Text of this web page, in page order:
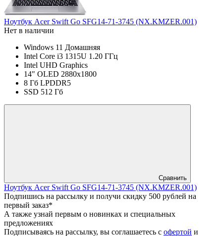
Ноутбук Acer Swift Go SFG14-71-3745 (NX.KMZER.001)
Нет в наличии
Windows 11 Домашняя
Intel Core i3 1315U 1.20 ГГц
Intel UHD Graphics
14" OLED 2880x1800
8 Гб LPDDR5
SSD 512 Гб
Сравнить
Ноутбук Acer Swift Go SFG14-71-3745 (NX.KMZER.001)
Подпишись на рассылку и получи скидку 500 рублей на
первый заказ*
А также узнай первым о новинках и специальных
предложениях
Подписываясь на рассылку, вы соглашаетесь с офертой и